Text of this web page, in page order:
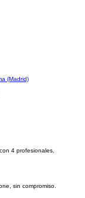
(Madrid)
4 profesionales.
sin compromiso.